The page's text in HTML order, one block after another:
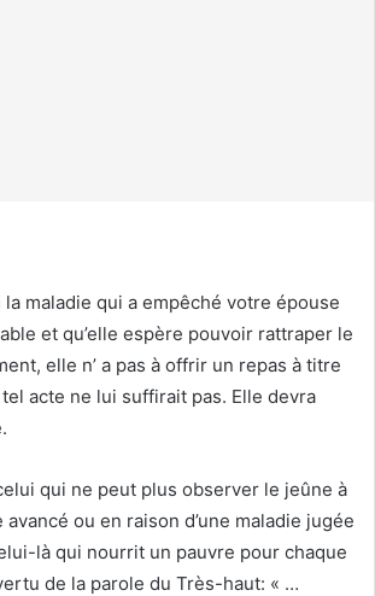
maladie qui a empêché votre épouse
et qu’elle espère pouvoir rattraper le
elle n’ a pas à offrir un repas à titre
acte ne lui suffirait pas. Elle devra
qui ne peut plus observer le jeûne à
ou en raison d’une maladie jugée
là qui nourrit un pauvre pour chaque
de la parole du Très-haut: « …